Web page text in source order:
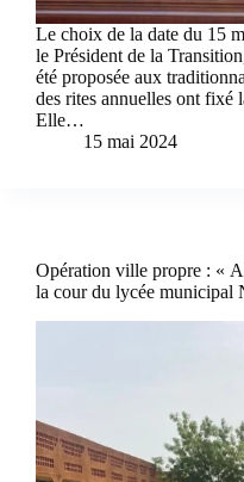
Le choix de la date du 15
le Président de la
été proposée aux
des rites annuelles ont fixé
Elle…
15 mai 2024
Opération ville propre : «
la cour du lycée municipal